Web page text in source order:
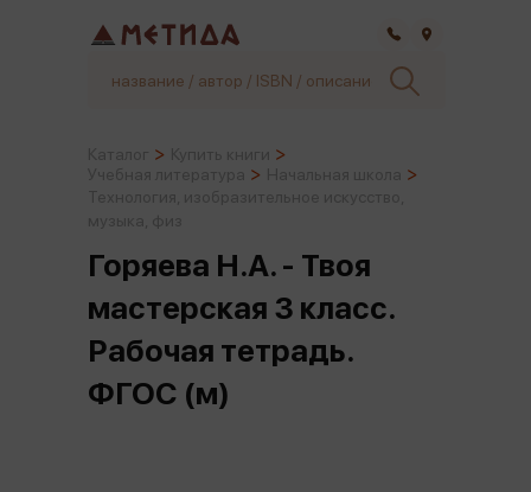
Горяева Н.А. - Твоя
мастерская 3 класс.
Рабочая тетрадь.
ФГОС (м)